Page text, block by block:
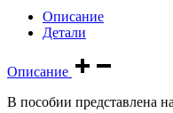
Описание
Детали
Описание
В пособии представлена